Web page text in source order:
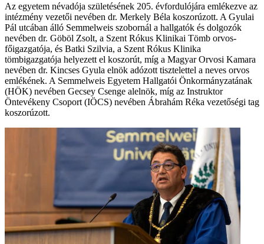
Az egyetem névadója születésének 205. évfordulójára emlékezve az
intézmény vezetői nevében dr. Merkely Béla koszorúzott. A Gyulai
Pál utcában álló Semmelweis szobornál a hallgatók és dolgozók
nevében dr. Göböl Zsolt, a Szent Rókus Klinikai Tömb orvos-
főigazgatója, és Batki Szilvia, a Szent Rókus Klinika
tömbigazgatója helyezett el koszorút, míg a Magyar Orvosi Kamara
nevében dr. Kincses Gyula elnök adózott tisztelettel a neves orvos
emlékének. A Semmelweis Egyetem Hallgatói Önkormányzatának
(HÖK) nevében Gecsey Csenge alelnök, míg az Instruktor
Öntevékeny Csoport (IÖCS) nevében Ábrahám Réka vezetőségi tag
koszorúzott.